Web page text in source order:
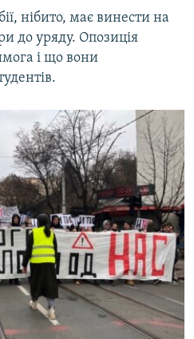
нібито, має винести на
до уряду. Опозиція
і що вони